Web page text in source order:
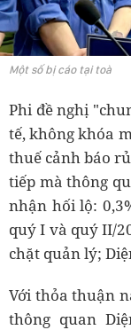
Một số bị cáo tại toà
Phi đề nghị
tế, không khóa
thuế cảnh báo
tiếp mà thông
nhận hối lộ:
quý I và quý II/
chặt quản lý;
Với thỏa thuận
thông quan